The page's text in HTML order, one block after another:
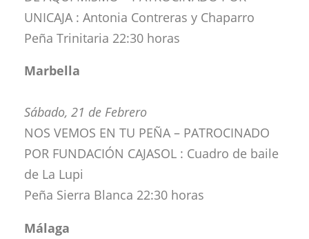
UNICAJA : Antonia Contreras y Chaparro
Peña Trinitaria 22:30 horas
Marbella
Sábado, 21 de Febrero
NOS VEMOS EN TU PEÑA – PATROCINADO
POR FUNDACIÓN CAJASOL : Cuadro de baile
de La Lupi
Peña Sierra Blanca 22:30 horas
Málaga